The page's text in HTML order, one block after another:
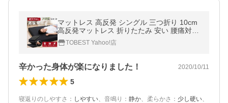
マットレス 高反発 シングル 三つ折り 10cm
高反発マットレス 折りたたみ 安い 腰痛対策
折りたたみマットレス 体圧分散 硬め 腰痛 マ
ット 敷き布団 超PayPay祭
TOBEST Yahoo!店
辛かった身体が楽になりました！ 2020/10/11
5
寝返りのしやすさ ： しやすい、 音鳴り ： 静か、 柔らかさ ： 少し硬い、